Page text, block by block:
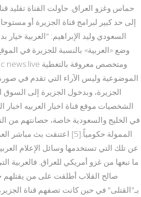
حماس وغزو العراق. حاولت القناة تقليد
إلى حد كبير لبرامج قناة الجزيرة أو
السعودي وليد الإبراهيم: "العربية خيار
وضع «العربية» بالنسبة للجزيرة في
الشخصيات موقع قناة اخبار العربيه اخبار
في الخليج والسعودية خاصة، حصانتهم من
الممولة حكومياً.[5] اعتنقت
عن تلك التي تستخدمها وسائل الإعلام
ما تبعها من غزو أمريكي للعراق. فالعربية
صالح القلاب أطلقت على من يقتلهم